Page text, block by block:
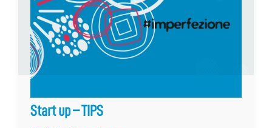
Start up – TIPS